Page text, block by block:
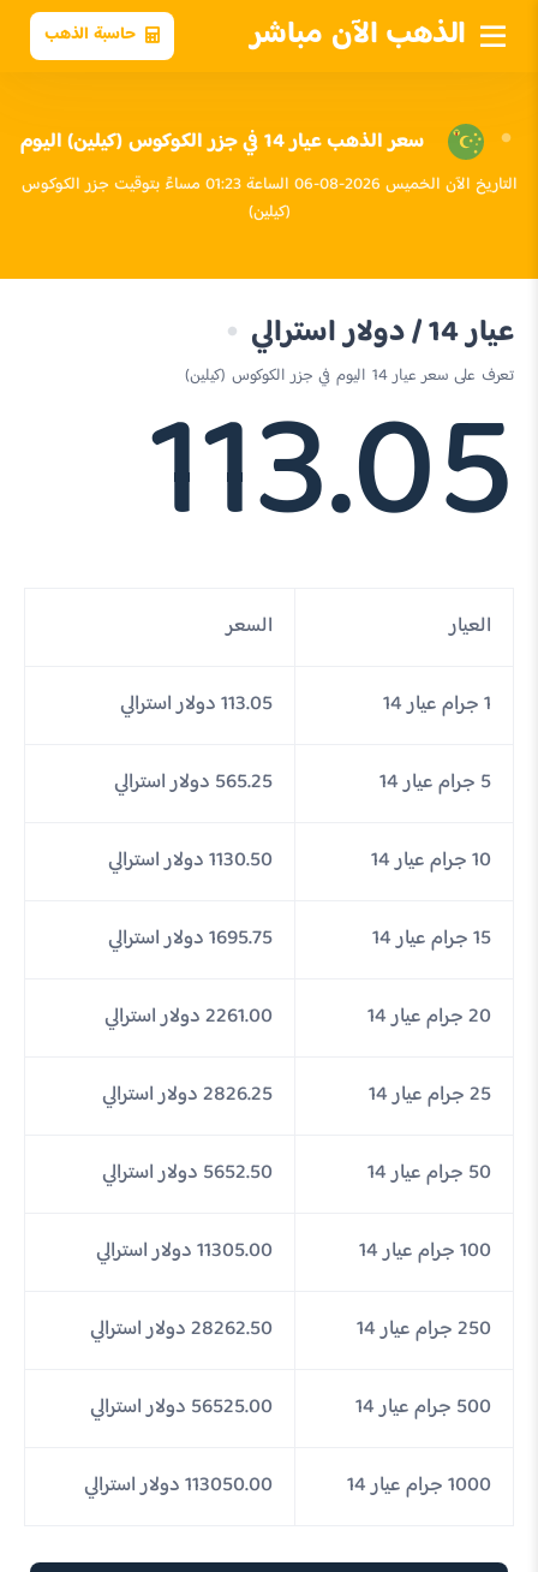
الذهب الآن مباشر حاسبة الذهب
سعر الذهب عيار 14 في جزر الكوكوس (كيلين) اليوم
التاريخ الآن الخميس 2026-08-06 الساعة 01:23 مساءً بتوقيت جزر الكوكوس
(كيلين)
عيار 14 / دولار استرالي
تعرف على سعر عيار 14 اليوم في جزر الكوكوس (كيلين)
113.05
العيار السعر
1 جرام عيار 14 113.05 دولار استرالي
5 جرام عيار 14 565.25 دولار استرالي
10 جرام عيار 14 1130.50 دولار استرالي
15 جرام عيار 14 1695.75 دولار استرالي
20 جرام عيار 14 2261.00 دولار استرالي
25 جرام عيار 14 2826.25 دولار استرالي
50 جرام عيار 14 5652.50 دولار استرالي
100 جرام عيار 14 11305.00 دولار استرالي
250 جرام عيار 14 28262.50 دولار استرالي
500 جرام عيار 14 56525.00 دولار استرالي
1000 جرام عيار 14 113050.00 دولار استرالي